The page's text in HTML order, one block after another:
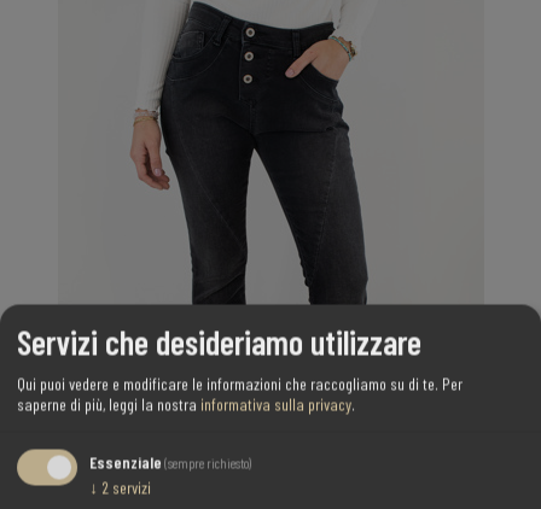
Servizi che desideriamo utilizzare
Qui puoi vedere e modificare le informazioni che raccogliamo su di te. Per
saperne di più, leggi la nostra informativa sulla privacy.
Essenziale (sempre richiesto)
↓ 2 servizi